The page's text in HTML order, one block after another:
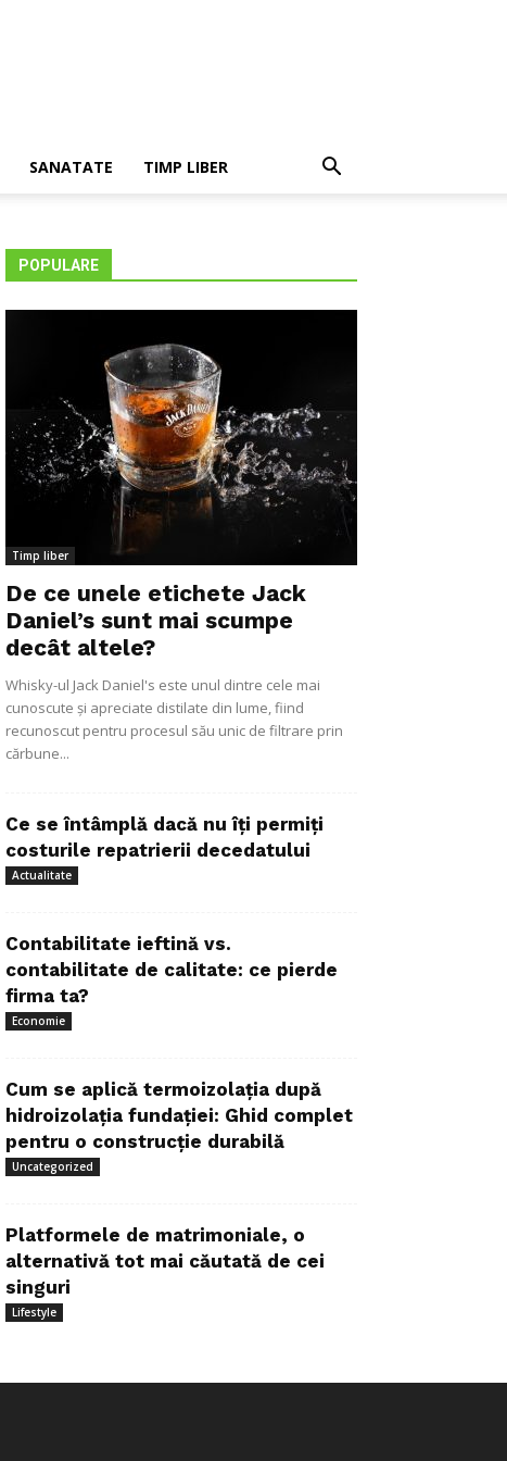
SANATATE TIMP LIBER
POPULARE
Timp liber
De ce unele etichete Jack
Daniel’s sunt mai scumpe
decât altele?
Whisky-ul Jack Daniel's este unul dintre cele mai
cunoscute și apreciate distilate din lume, fiind
recunoscut pentru procesul său unic de filtrare prin
cărbune...
Ce se întâmplă dacă nu îți permiți
costurile repatrierii decedatului
Actualitate
Contabilitate ieftină vs.
contabilitate de calitate: ce pierde
firma ta?
Economie
Cum se aplică termoizolația după
hidroizolația fundației: Ghid complet
pentru o construcție durabilă
Uncategorized
Platformele de matrimoniale, o
alternativă tot mai căutată de cei
singuri
Lifestyle